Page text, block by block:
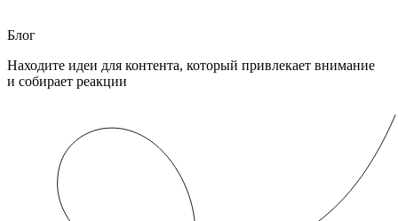
Блог
Находите идеи для контента, который привлекает внимание
и собирает реакции